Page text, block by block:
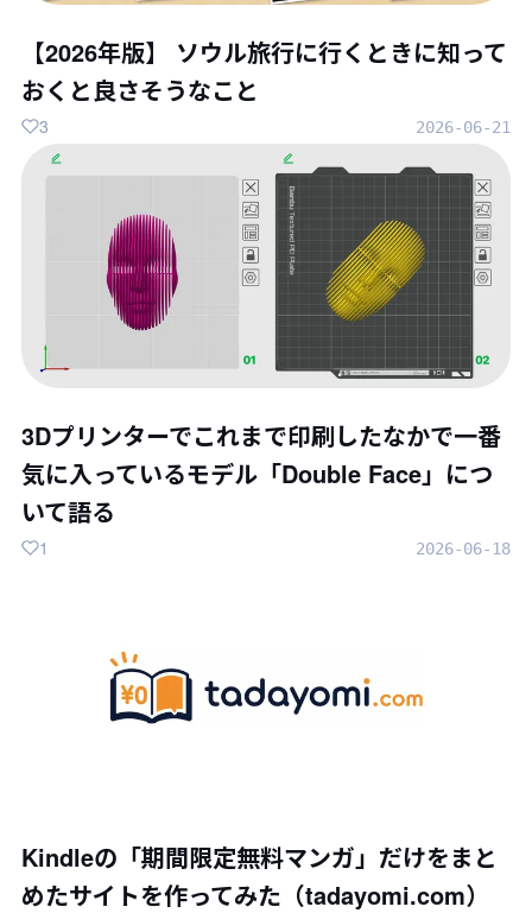
【2026年版】 ソウル旅行に行くときに知って
おくと良さそうなこと
2026-06-21
3
3Dプリンターでこれまで印刷したなかで一番
気に入っているモデル「Double Face」につ
いて語る
2026-06-18
1
Kindleの「期間限定無料マンガ」だけをまと
めたサイトを作ってみた（tadayomi.com）